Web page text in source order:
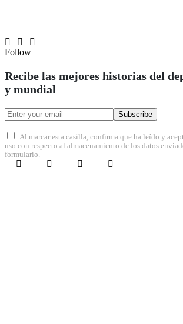
Follow
Recibe las mejores historias del
y mundial
Subscribe
Al marcar esta casilla, confirma que ha leído y
uso con respecto al almacenamiento de los datos
formulario.